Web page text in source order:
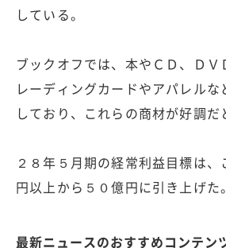
している。
ブックオフでは、本やＣＤ、ＤＶ
レーディングカードやアパレルな
しており、これらの商材が好調だ
２８年５月期の経常利益目標は
円以上から５０億円に引き上げた。
最新ニュースのおすすめコンテン